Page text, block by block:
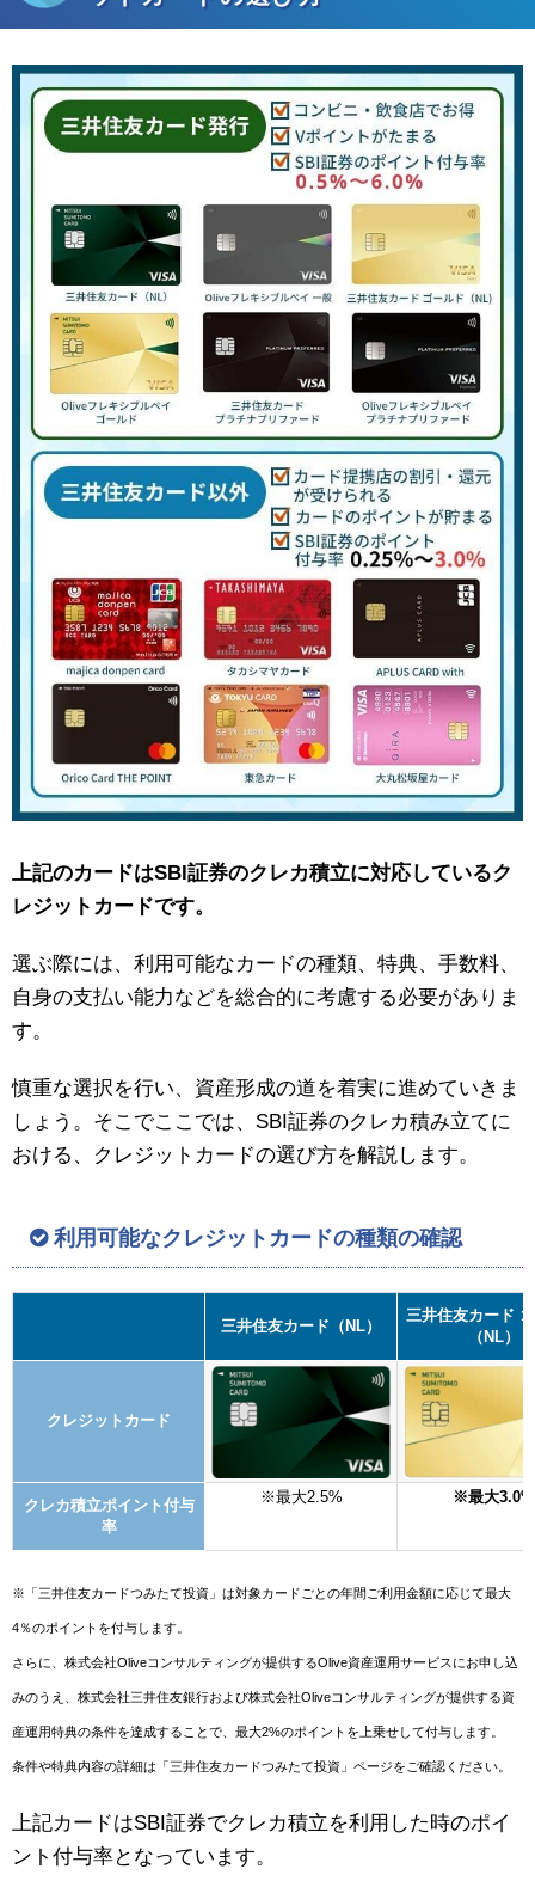
上記のカードはSBI証券のクレカ積立に対応しているク
レジットカードです。
選ぶ際には、利用可能なカードの種類、特典、手数料、
自身の支払い能力などを総合的に考慮する必要がありま
す。
慎重な選択を行い、資産形成の道を着実に進めていきま
しょう。そこでここでは、SBI証券のクレカ積み立てに
おける、クレジットカードの選び方を解説します。
利用可能なクレジットカードの種類の確認
三井住友カード（NL）
三井住友カード
（NL）
クレジットカード
クレカ積立ポイント付与
率
※最大2.5% ※最大3.0%
※「三井住友カードつみたて投資」は対象カードごとの年間ご利用金額に応じて最大
4％のポイントを付与します。
さらに、株式会社Oliveコンサルティングが提供するOlive資産運用サービスにお申し込
みのうえ、株式会社三井住友銀行および株式会社Oliveコンサルティングが提供する資
産運用特典の条件を達成することで、最大2%のポイントを上乗せして付与します。
条件や特典内容の詳細は「三井住友カードつみたて投資」ページをご確認ください。
上記カードはSBI証券でクレカ積立を利用した時のポイ
ント付与率となっています。